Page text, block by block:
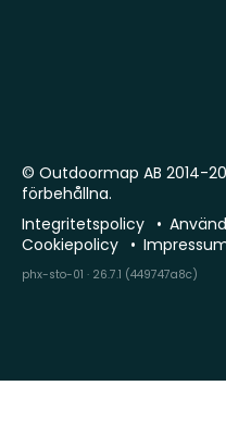
© Outdoormap AB 2014-
förbehållna.
Integritetspolicy
Cookiepolicy
phx-sto-01 · 26.7.1 (449747a8c)